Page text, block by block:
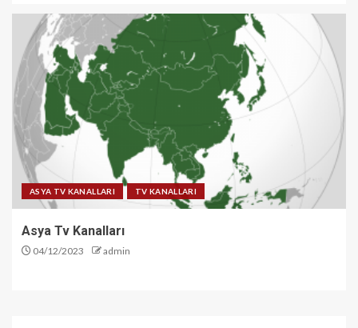
ASYA TV KANALLARI TV KANALLARI
Asya Tv Kanalları
04/12/2023 admin